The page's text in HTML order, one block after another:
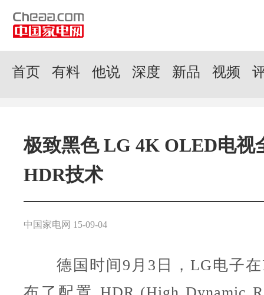
首页 有料 他说 深度 新品 视频
极致黑色 LG 4K OLED电视
HDR技术
中国家电网 15-09-04
德国时间9月3日，LG电子在